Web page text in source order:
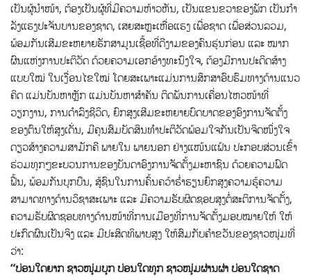
ເປັນຜູ້ນໍາໜ້າ, ຕ້ອງເປັນຜູ້ທີ່ມີຄວາມຫ້າວຫັນ, ເປັນແຂນຂວາຂອງພັກ ເປັນກໍາ
ລັງແຮງປະຈັນບານຂອງຊາດ, ເສຍສະຫຼະເຫື່ອແຮງ ເພື່ອຊາດ ເພື່ອສ່ວນລວມ,
ພ້ອມກັນເສີມຂະຫຍາຍຮັກສາມູນເຊື້ອທີ່ດີງາມຂອງຄົນຮຸ່ນກ່ອນ ແລະ ໝາກ
ຜົນແຫ່ງການປະຕິວັດ ດ້ວຍຄວາມເອກອ້າງທະນົງໃຈ, ຕ້ອງມີການປະດິດສ້າງ
ແບບໃໝ່ ໃນເງື່ອນໄຂໃໝ່ ໂດຍສະເພາະແມ່ນການສຶກສາອົບຮົມທາງດ້ານແນວ
ຄິດ ແມ່ນບັນຫາຫຼັກ ແມ່ນບັນຫາສໍາຄັນ ຕິດພັນການເຄື່ອນໄຫວໜ້າທີ່
ວຽກງານ, ການດໍາລົງຊີວິດ, ຍົກສູງເສີມຂະຫຍາຍບົດບາດຂອງອົງການຈັດຕັ້ງ
ຂອງຕົນໃຫ້ສູງເດັ່ນ, ມີຄຸນສົມບັດສິນທໍາປະຕິວັດພ້ອມໃຈກັນເປັນຈິດໜຶ່ງໃຈ
ດຽວສ້າງຄວາມສາມັກຄີ ພາຍໃນ ພາຍນອກ ຢ່າງແໜ້ນແຟ້ນ ປະກອບສ່ວນເຂົ້າ
ຮ່ວມທຸກໆຂະບວນການຂອງບັນດາອົງການຈັດຕັ້ງມະຫາຊົນ ດ້ວຍຄວາມຟົດ
ຟື້ນ, ພ້ອມກັນບຸກບືນ, ສູ້ຊົນໃນການຄົ້ນຄວ້າຮໍ່າຮຽນຍົກສູງຄວາມຮູ້ຄວາມ
ສາມາດທາງດ້ານວິຊາສະເພາະ ແລະ ມີຄວາມຮັບຜິດຊອບສູງຕໍ່ສະຕິການຈັດຕັ້ງ,
ຄວາມຮັບຜິດຊອບທາງດ້ານໜ້າທີ່ການເມືອງທີ່ການຈັດຕັ້ງມອບໝາຍໃຫ້ ໃຫ້
ປະກົດຜົນເປັນຈິງ ແລະ ມີປະສິດທິພາບສູງ ໃຫ້ສົມກັບຄໍາຂວັນຂອງຊາວໜຸ່ມທີ່
ວ່າ:
“ບ່ອນໃດຍາກ ຊາວໜຸ່ມບຸກ ບ່ອນໃດທຸກ ຊາວໜຸ່ມຜ່ານຜ່າ ບ່ອນໃດຊາດ